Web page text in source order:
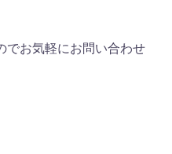
でお気軽にお問い合わせ